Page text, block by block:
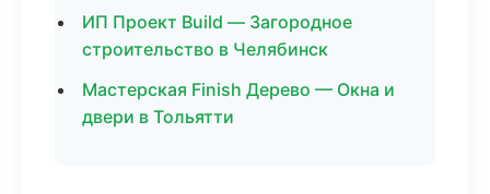
ИП Проект Build — Загородное
строительство в Челябинск
Мастерская Finish Дерево — Окна и
двери в Тольятти